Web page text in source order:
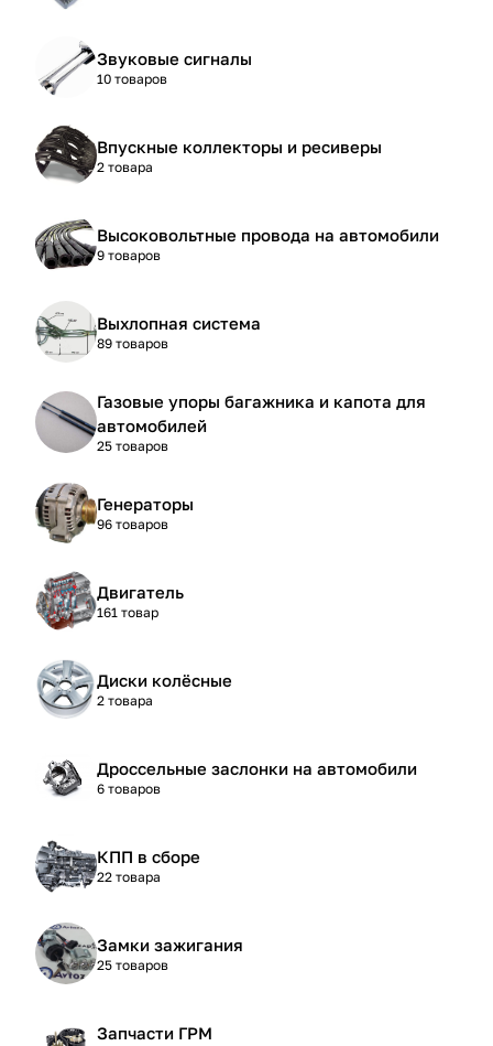
Звуковые сигналы
10 товаров
Впускные коллекторы и ресиверы
2 товара
Высоковольтные провода на автомобили
9 товаров
Выхлопная система
89 товаров
Газовые упоры багажника и капота для
автомобилей
25 товаров
Генераторы
96 товаров
Двигатель
161 товар
Диски колёсные
2 товара
Дроссельные заслонки на автомобили
6 товаров
КПП в сборе
22 товара
Замки зажигания
25 товаров
Запчасти ГРМ